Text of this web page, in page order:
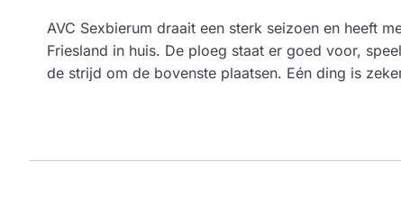
AVC Sexbierum draait een sterk seizoen en heeft
Friesland in huis. De ploeg staat er goed voor,
de strijd om de bovenste plaatsen. Eén ding is